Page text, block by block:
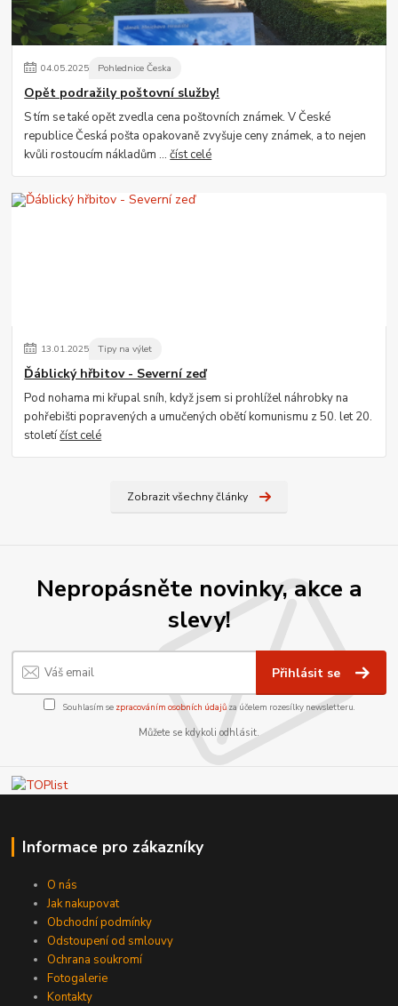
04.05.2025 Pohlednice Česka
Opět podražily poštovní služby!
S tím se také opět zvedla cena poštovních známek. V České
republice Česká pošta opakovaně zvyšuje ceny známek, a to nejen
kvůli rostoucím nákladům ...číst celé
13.01.2025 Tipy na výlet
Ďáblický hřbitov - Severní zeď
Pod nohama mi křupal sníh, když jsem si prohlížel náhrobky na
pohřebišti popravených a umučených obětí komunismu z 50. let 20.
stoletíčíst celé
Zobrazit všechny články
Nepropásněte novinky, akce a
slevy!
Přihlásit se
Souhlasím se zpracováním osobních údajůza účelem rozesílky newsletteru.
Můžete se kdykoli odhlásit.
Informace pro zákazníky
O nás
Jak nakupovat
Obchodní podmínky
Odstoupení od smlouvy
Ochrana soukromí
Fotogalerie
Kontakty